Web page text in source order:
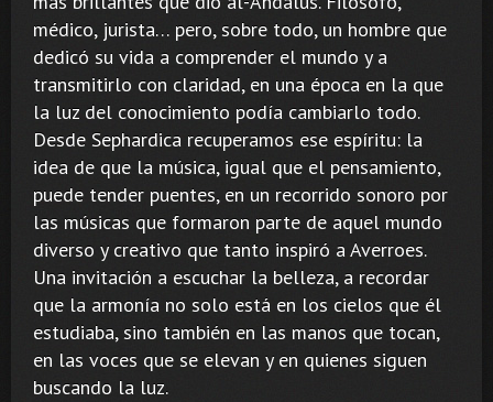
médico, jurista… pero, sobre todo, un hombre que
dedicó su vida a comprender el mundo y a
transmitirlo con claridad, en una época en la que
la luz del conocimiento podía cambiarlo todo.
Desde Sephardica recuperamos ese espíritu: la
idea de que la música, igual que el pensamiento,
puede tender puentes, en un recorrido sonoro por
las músicas que formaron parte de aquel mundo
diverso y creativo que tanto inspiró a Averroes.
Una invitación a escuchar la belleza, a recordar
que la armonía no solo está en los cielos que él
estudiaba, sino también en las manos que tocan,
en las voces que se elevan y en quienes siguen
buscando la luz.